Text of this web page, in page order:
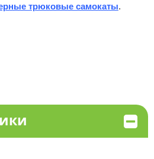
трюковые самокаты.